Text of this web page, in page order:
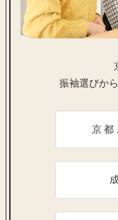
振袖選びか
京都